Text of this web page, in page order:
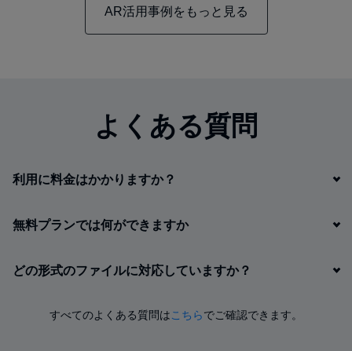
AR活用事例をもっと見る
よくある質問
利用に料金はかかりますか？
無料プランでは何ができますか
どの形式のファイルに対応していますか？
すべてのよくある質問はこちらでご確認できます。